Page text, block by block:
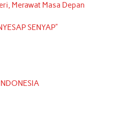
Merawat Masa Depan
SENYAP”